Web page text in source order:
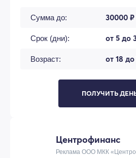
Сумма до: 30000 ₽
Срок (дни): от 5 до
Возраст: от 18 до
ПОЛУЧИТЬ
Центрофинанс
Реклама ООО МКК